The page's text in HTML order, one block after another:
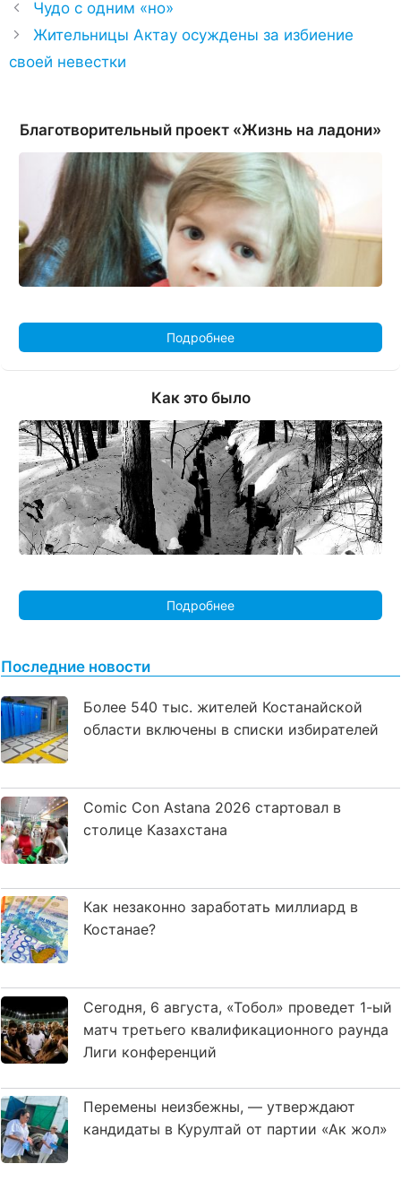
Чудо с одним «но»
Жительницы Актау осуждены за избиение
своей невестки
Благотворительный проект «Жизнь на ладони»
Подробнее
Как это было
Подробнее
Последние новости
Более 540 тыс. жителей Костанайской
области включены в списки избирателей
Comic Con Astana 2026 стартовал в
столице Казахстана
Как незаконно заработать миллиард в
Костанае?
Сегодня, 6 августа, «Тобол» проведет 1-ый
матч третьего квалификационного раунда
Лиги конференций
Перемены неизбежны, — утверждают
кандидаты в Курултай от партии «Ак жол»